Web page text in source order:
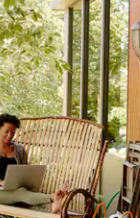
omhoog en